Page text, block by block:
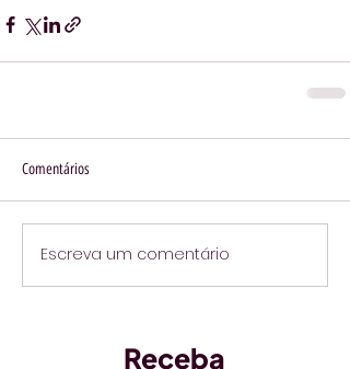
Comentários
Escreva um comentário
Receba